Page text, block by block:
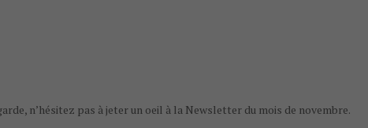
n’hésitez pas à jeter un oeil à la Newsletter du mois de novembre.